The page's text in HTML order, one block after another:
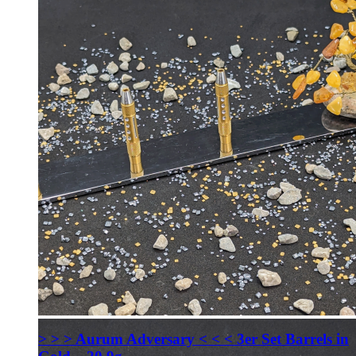
> > > Aurum Adversary < < < 3er Set Barrels in